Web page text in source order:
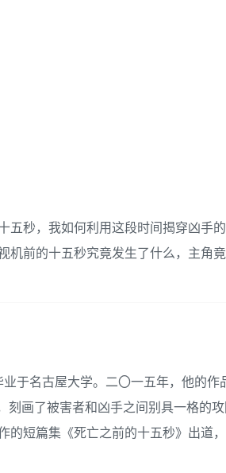
秒，我如何利用这段时间揭穿凶手的
前的十五秒究竟发生了什么，主角
于名古屋大学。二〇一五年，他的
画了被害者和凶手之间别具一格的
的短篇集《死亡之前的十五秒》出道